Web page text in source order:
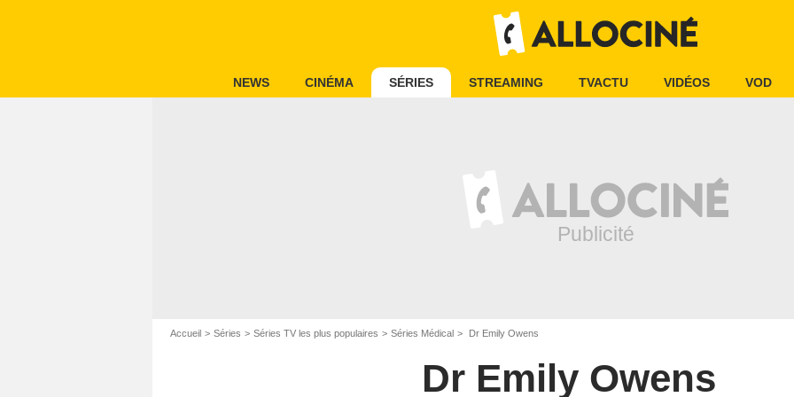
NEWS CINÉMA SÉRIES STREAMING TVACTU VIDÉOS VOD
Accueil Séries Séries TV les plus populaires Séries Médical Dr Emily Owens
Dr Emily Owens